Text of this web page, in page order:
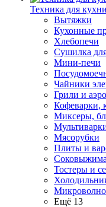
Техника для кухни
Вытяжки
Кухонные
Хлебопечи
Сушилка
Мини-печи
Чайники
Грили и
Кофеварки,
Миксеры,
Мясорубки
Плиты и
Тостеры и
Ещё 13